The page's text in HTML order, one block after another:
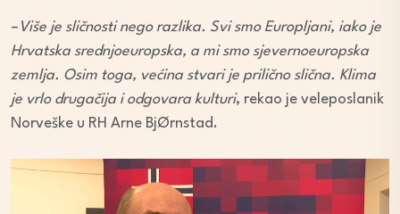
– Više je sličnosti nego razlika. Svi smo Europljani, iako je
Hrvatska srednjoeuropska, a mi smo sjevernoeuropska
zemlja. Osim toga, većina stvari je prilično slična. Klima
je vrlo drugačija i odgovara kulturi, rekao je veleposlanik
Norveške u RH Arne BjØrnstad.